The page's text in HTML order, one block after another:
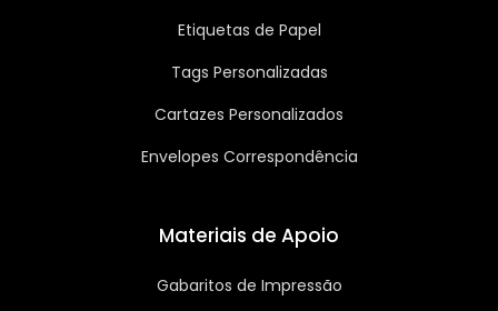
Etiquetas de Papel
Tags Personalizadas
Cartazes Personalizados
Envelopes Correspondência
Materiais de Apoio
Gabaritos de Impressão